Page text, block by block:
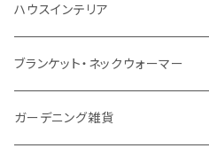
防水
ナイロン
カスタムデザインタンブラー
陶器
磁器マグ・湯呑
カスタムデザイン
保存容器
キッチンツール
メモ
ノート
付箋
ハンディライト
デスクライト
付属ライト
充電器
モバイルスタンド
モバイルリング
折りたたみ式ミラー
スライド式ミラー
ケース付きミラー
ハウスインテリア
ピクチャーボード、ポスター
フォトフレーム、スタンド
ブランケット・ネックウォーマー
ブランケット
ガーデニング雑貨